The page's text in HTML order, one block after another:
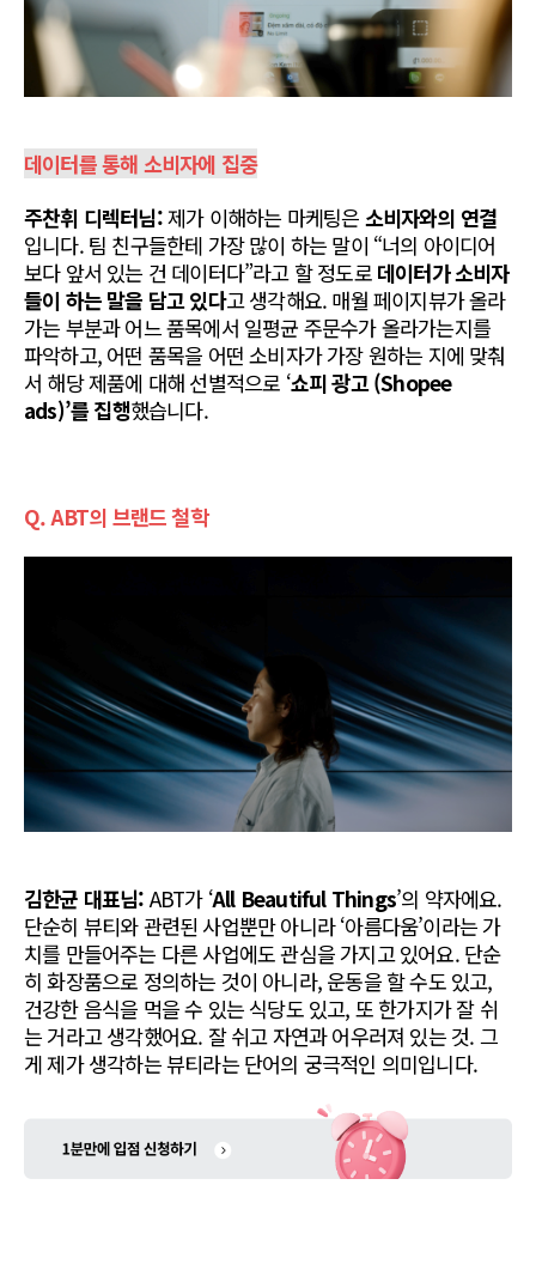
데이터를 통해 소비자에 집중
주찬휘 디렉터님: 제가 이해하는 마케팅은 소비자와의 연결
입니다. 팀 친구들한테 가장 많이 하는 말이 “너의 아이디어
보다 앞서 있는 건 데이터다”라고 할 정도로 데이터가 소비자
들이 하는 말을 담고 있다고 생각해요. 매월 페이지뷰가 올라
가는 부분과 어느 품목에서 일평균 주문수가 올라가는지를
파악하고, 어떤 품목을 어떤 소비자가 가장 원하는 지에 맞춰
서 해당 제품에 대해 선별적으로 ‘쇼피 광고 (Shopee
ads)’를 집행했습니다.
Q. ABT의 브랜드 철학
김한균 대표님: ABT가 ‘All Beautiful Things’의 약자에요.
단순히 뷰티와 관련된 사업뿐만 아니라 ‘아름다움’이라는 가
치를 만들어주는 다른 사업에도 관심을 가지고 있어요. 단순
히 화장품으로 정의하는 것이 아니라, 운동을 할 수도 있고,
건강한 음식을 먹을 수 있는 식당도 있고, 또 한가지가 잘 쉬
는 거라고 생각했어요. 잘 쉬고 자연과 어우러져 있는 것. 그
게 제가 생각하는 뷰티라는 단어의 궁극적인 의미입니다.